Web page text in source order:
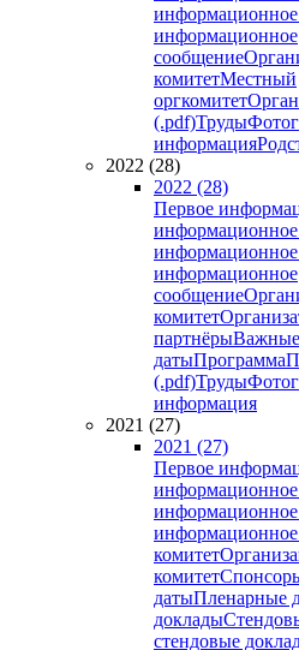
информационное
сообщение
комитетМестный
оргкомитет
(.pdf)Труды
информация
2022 (28)
2022 (28)
Первое
информационное
сообщение
комитет
партнёрыВажные
датыПрограмма
(.pdf)Труды
информация
2021 (27)
2021 (27)
Первое
комитет
комитет
датыПленарные
доклады
стендовые